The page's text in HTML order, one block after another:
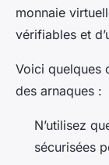
monnaie
vérifiables et
Voici quelques
des arnaques :
N’utilisez
sécurisées